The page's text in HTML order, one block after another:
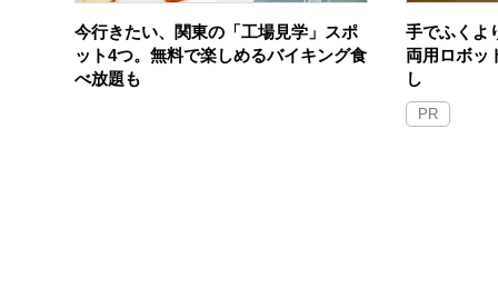
今行きたい、関東の「工場見学」スポ
ット4つ。無料で楽しめるバイキング食
べ放題も
手でふくよ
両用ロボッ
し
PR